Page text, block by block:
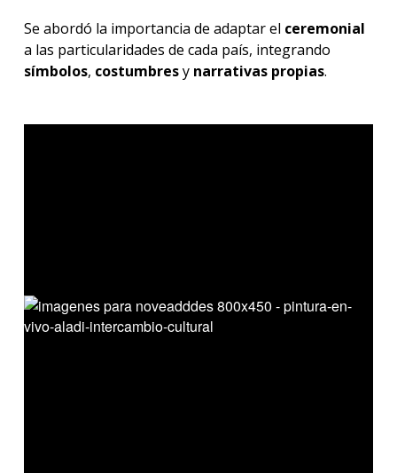
Se abordó la importancia de adaptar el ceremonial
a las particularidades de cada país, integrando
símbolos, costumbresy narrativas propias.